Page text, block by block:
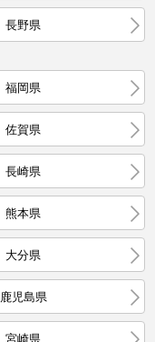
長野県
福岡県
佐賀県
長崎県
熊本県
大分県
鹿児島県
宮崎県